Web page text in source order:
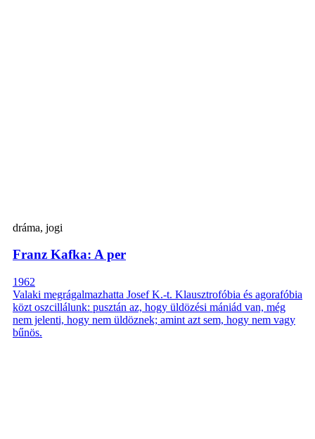
dráma, jogi
Franz Kafka: A per
1962
Valaki megrágalmazhatta Josef K.-t. Klausztrofóbia és agorafóbia
közt oszcillálunk: pusztán az, hogy üldözési mániád van, még
nem jelenti, hogy nem üldöznek; amint azt sem, hogy nem vagy
bűnös.